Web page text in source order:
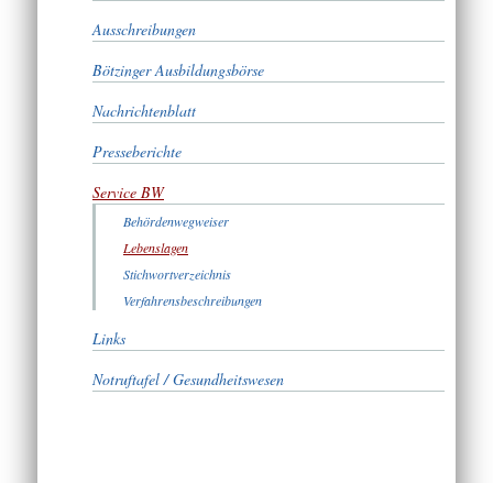
Ausschreibungen
Bötzinger Ausbildungsbörse
Nachrichtenblatt
Presseberichte
Service BW
Behördenwegweiser
Lebenslagen
Stichwortverzeichnis
Verfahrensbeschreibungen
Links
Notruftafel / Gesundheitswesen